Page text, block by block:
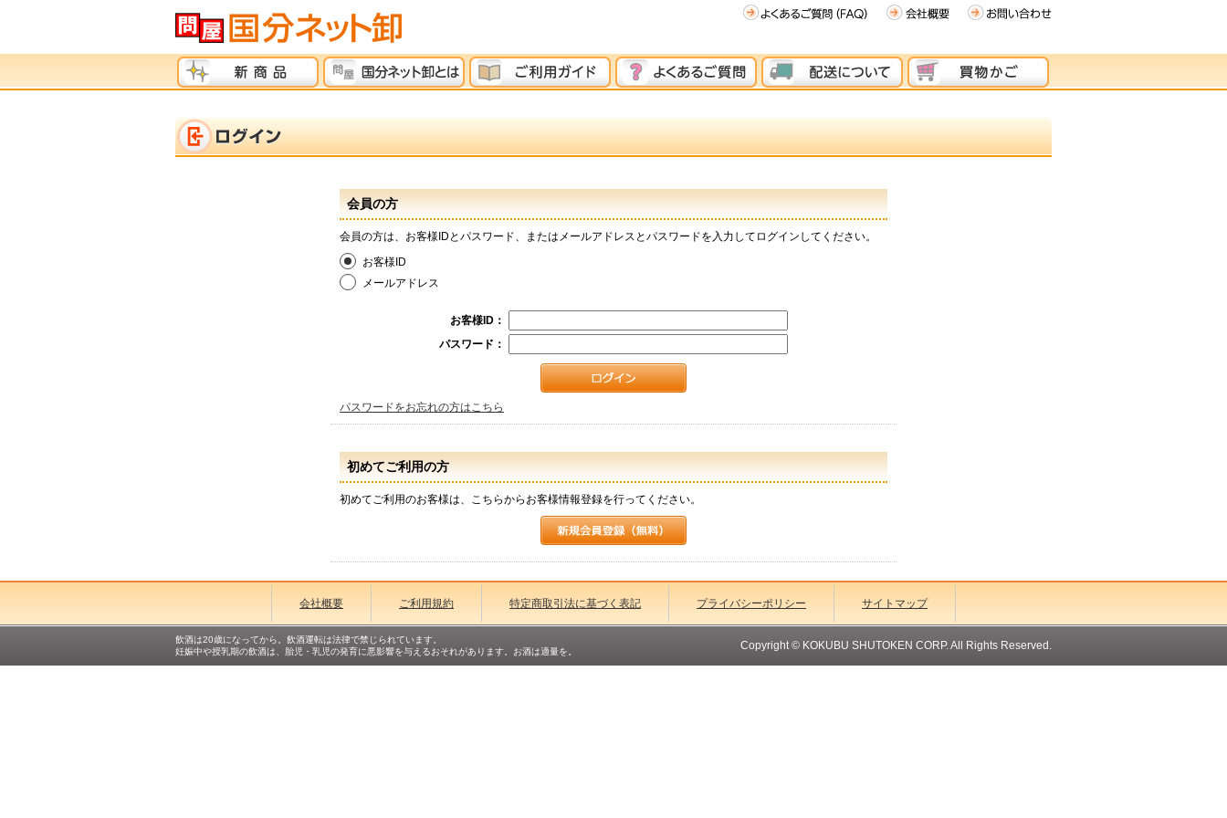
会員の方
会員の方は、お客様IDとパスワード、またはメールアドレスとパスワードを入力してログインしてください。
お客様ID
メールアドレス
お客様ID：
パスワード：
パスワードをお忘れの方はこちら
初めてご利用の方
初めてご利用のお客様は、こちらからお客様情報登録を行ってください。
会社概要 ご利用規約 特定商取引法に基づく表記 プライバシーポリシー サイトマップ
飲酒は20歳になってから。飲酒運転は法律で禁じられています。
妊娠中や授乳期の飲酒は、胎児・乳児の発育に悪影響を与えるおそれがあります。お酒は適量を。
Copyright © KOKUBU SHUTOKEN CORP. All Rights Reserved.